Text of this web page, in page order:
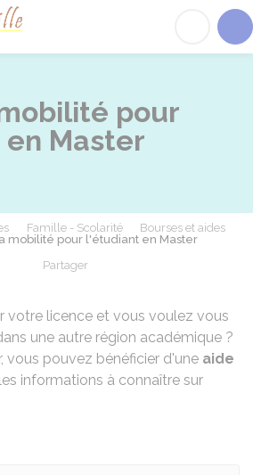
pour
Master
Famille - Scolarité
Bourses et aides
mobilité pour l'étudiant en Master
Partager
votre licence et vous voulez vous
une autre région académique ?
vous pouvez bénéficier d'une aide
informations à connaître sur